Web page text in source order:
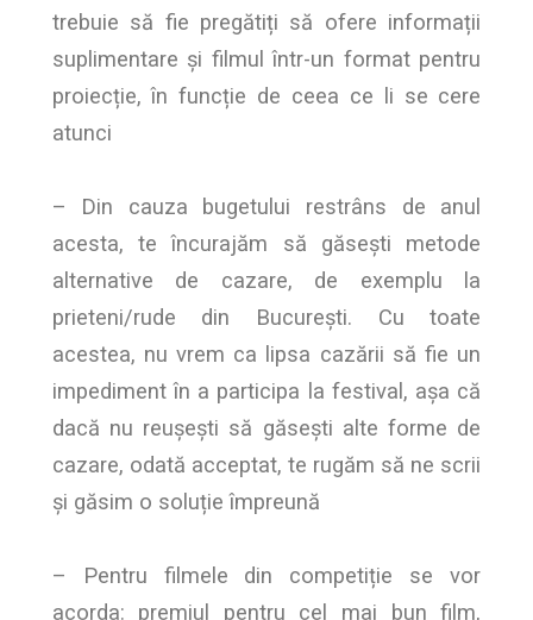
trebuie să fie pregătiți să ofere informații
suplimentare și filmul într-un format pentru
proiecție, în funcție de ceea ce li se cere
atunci
– Din cauza bugetului restrâns de anul
acesta, te încurajăm să găsești metode
alternative de cazare, de exemplu la
prieteni/rude din București. Cu toate
acestea, nu vrem ca lipsa cazării să fie un
impediment în a participa la festival, așa că
dacă nu reușești să găsești alte forme de
cazare, odată acceptat, te rugăm să ne scrii
și găsim o soluție împreună
– Pentru filmele din competiție se vor
acorda: premiul pentru cel mai bun film,